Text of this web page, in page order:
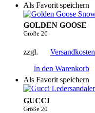
Als Favorit speichern
GOLDEN GOOSE
Größe 26
zzgl.
Versandkosten
In den Warenkorb
Als Favorit speichern
GUCCI
Größe 20